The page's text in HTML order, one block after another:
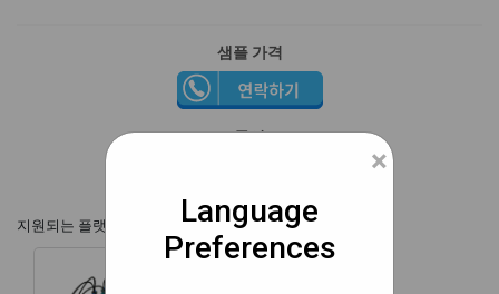
샘플 가격
문서
지원되는 플랫폼,
×
Language
Preferences